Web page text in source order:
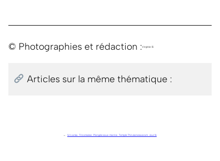
© Photographies et rédaction :Virginie B.
Articles sur la même thématique :
← Sri Lanka . Tricomalee . Plongée sous-marine . Temple Thirukoneswaram . Jour 16